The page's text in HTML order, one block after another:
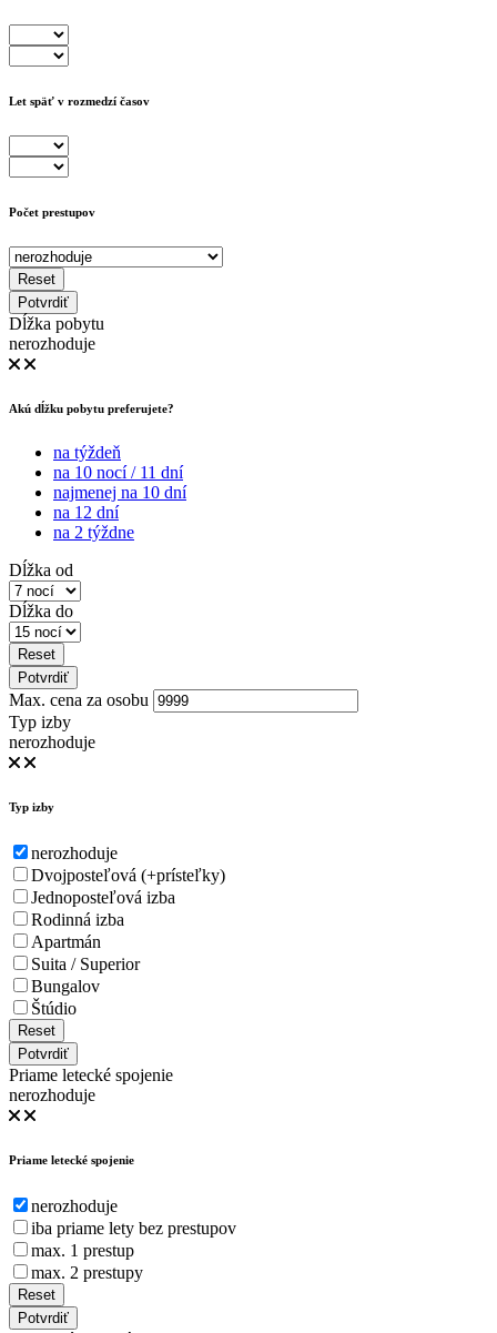
Let späť v rozmedzí časov
Počet prestupov
Reset
Potvrdiť
Dĺžka pobytu
nerozhoduje
Akú dĺžku pobytu preferujete?
na týždeň
na 10 nocí / 11 dní
najmenej na 10 dní
na 12 dní
na 2 týždne
Dĺžka od
Dĺžka do
Reset
Potvrdiť
Max. cena za osobu
Typ izby
nerozhoduje
Typ izby
nerozhoduje
Dvojposteľová (+prísteľky)
Jednoposteľová izba
Rodinná izba
Apartmán
Suita / Superior
Bungalov
Štúdio
Reset
Potvrdiť
Priame letecké spojenie
nerozhoduje
Priame letecké spojenie
nerozhoduje
iba priame lety bez prestupov
max. 1 prestup
max. 2 prestupy
Reset
Potvrdiť